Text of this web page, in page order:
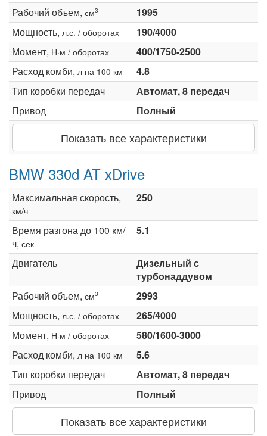
Рабочий объем, см3
1995
Мощность, л.с. / оборотах
190/4000
Момент, Н·м / оборотах
400/1750-2500
Расход комби, л на 100 км
4.8
Тип коробки передач
Автомат, 8 передач
Привод
Полный
Показать все характеристики
BMW 330d AT xDrive
Максимальная скорость,
км/ч
250
Время разгона до 100 км/
ч, сек
5.1
Двигатель
Дизельный с
турбонаддувом
Рабочий объем, см3
2993
Мощность, л.с. / оборотах
265/4000
Момент, Н·м / оборотах
580/1600-3000
Расход комби, л на 100 км
5.6
Тип коробки передач
Автомат, 8 передач
Привод
Полный
Показать все характеристики